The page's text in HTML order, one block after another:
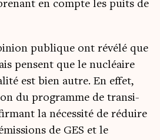
en compte les puits de
publique ont révé­lé que
pensent que le nucléaire
est bien autre. En effet,
du pro­gramme de tran­si­
la néces­si­té de réduire
de GES et le